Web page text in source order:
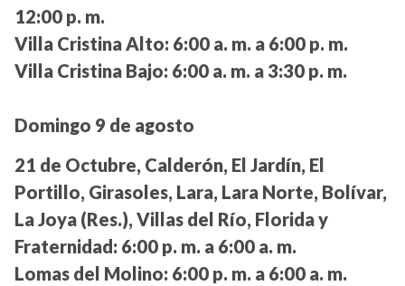
12:00 p. m.
Villa Cristina Alto: 6:00 a. m. a 6:00 p. m.
Villa Cristina Bajo: 6:00 a. m. a 3:30 p. m.
Domingo 9 de agosto
21 de Octubre, Calderón, El Jardín, El
Portillo, Girasoles, Lara, Lara Norte, Bolívar,
La Joya (Res.), Villas del Río, Florida y
Fraternidad: 6:00 p. m. a 6:00 a. m.
Lomas del Molino: 6:00 p. m. a 6:00 a. m.